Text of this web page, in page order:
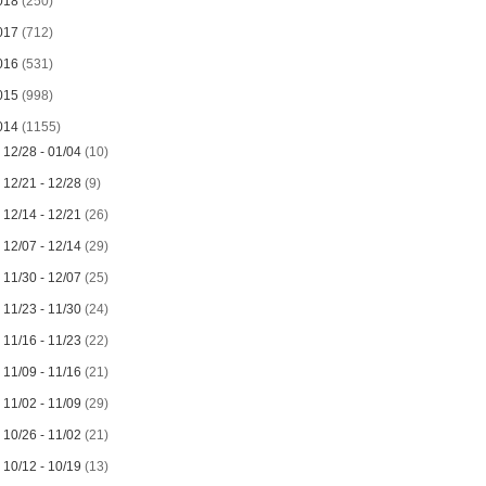
(712)
(531)
(998)
(1155)
12/28 - 01/04(10)
12/21 - 12/28(9)
12/14 - 12/21(26)
12/07 - 12/14(29)
11/30 - 12/07(25)
11/23 - 11/30(24)
11/16 - 11/23(22)
11/09 - 11/16(21)
11/02 - 11/09(29)
10/26 - 11/02(21)
10/12 - 10/19(13)